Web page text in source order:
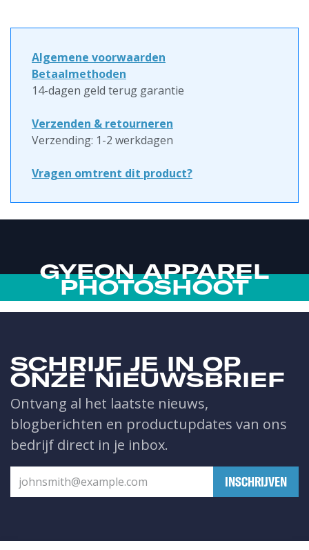
Algemene voorwaarden
Betaalmethoden
14-dagen geld terug garantie
Verzenden & retourneren
Verzending: 1-2 werkdagen
Vragen omtrent dit product?
GYEON APPAREL
PHOTOSHOOT
SCHRIJF JE IN OP
ONZE NIEUWSBRIEF
Ontvang al het laatste nieuws,
blogberichten en productupdates van ons
bedrijf direct in je inbox.
​INSCHRIJVEN